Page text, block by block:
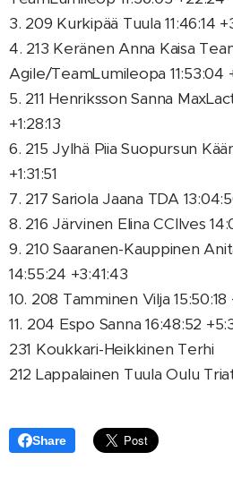
3. 209 Kurkipää Tuula 11:46:14
4. 213 Keränen Anna Kaisa
Agile/TeamLumileopa 11:53:04
5. 211 Henriksson Sanna
+1:28:13
6. 215 Jylhä Piia Suopursun
+1:31:51
7. 217 Sariola Jaana TDA
8. 216 Järvinen Elina CCIlves
9. 210 Saaranen-Kauppinen
14:55:24 +3:41:43
10. 208 Tamminen Vilja 15:50:18
11. 204 Espo Sanna 16:48:52
231 Koukkari-Heikkinen Terhi
212 Lappalainen Tuula Oulu
Share